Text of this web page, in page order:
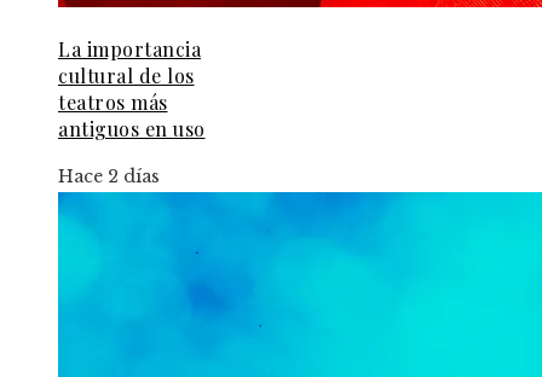
La importancia
cultural de los
teatros más
antiguos en uso
Hace 2 días